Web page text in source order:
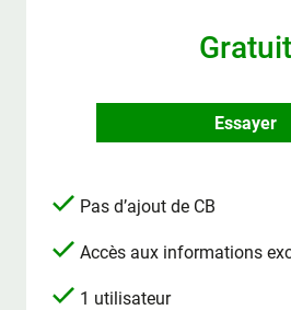
Gratuit
Essayer
Pas d’ajout de CB
Accès aux informations
1 utilisateur